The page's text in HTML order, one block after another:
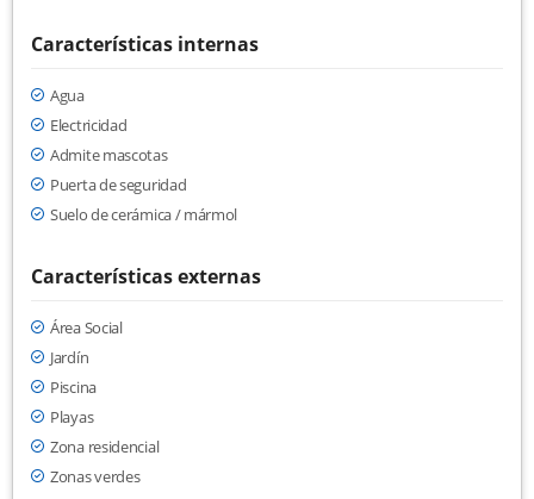
Características internas
Agua
Electricidad
Admite mascotas
Puerta de seguridad
Suelo de cerámica / mármol
Características externas
Área Social
Jardín
Piscina
Playas
Zona residencial
Zonas verdes